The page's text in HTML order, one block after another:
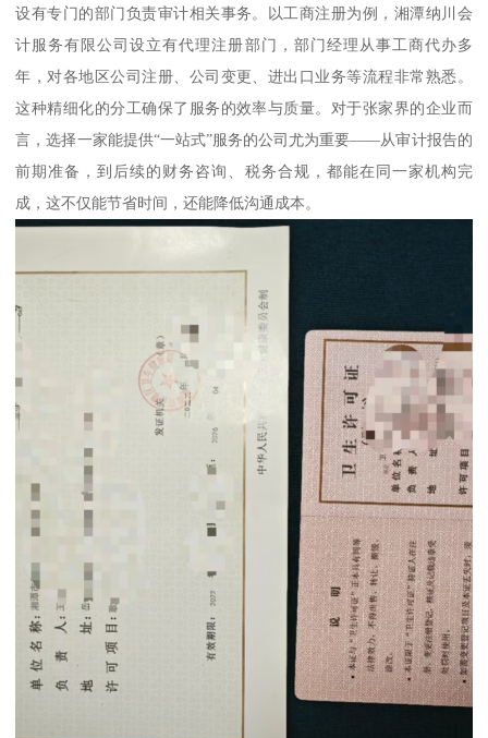
设有专门的部门负责审计相关事务。以工商注册为例，湘潭纳川会
计服务有限公司设立有代理注册部门，部门经理从事工商代办多
年，对各地区公司注册、公司变更、进出口业务等流程非常熟悉。
这种精细化的分工确保了服务的效率与质量。对于张家界的企业而
言，选择一家能提供“一站式”服务的公司尤为重要——从审计报告的
前期准备，到后续的财务咨询、税务合规，都能在同一家机构完
成，这不仅能节省时间，还能降低沟通成本。